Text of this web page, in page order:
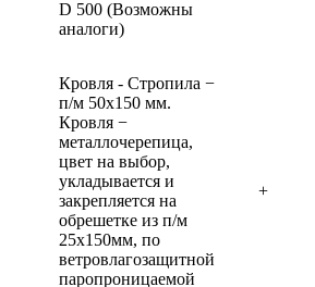
D 500 (Возможны
аналоги)
Кровля - Стропила −
п/м 50х150 мм.
Кровля −
металлочерепица,
цвет на выбор,
укладывается и
закрепляется на
обрешетке из п/м
25х150мм, по
ветровлагозащитной
паропроницаемой
+